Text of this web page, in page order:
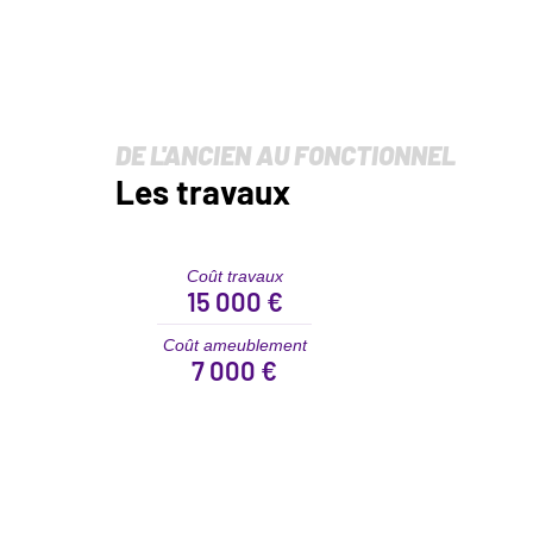
DE L'ANCIEN AU FONCTIONNEL
Les travaux
Coût travaux
15 000 €
Coût ameublement
7 000 €